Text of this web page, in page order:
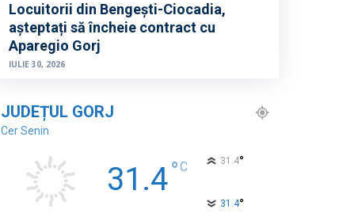
Locuitorii din Bengești-Ciocadia,
așteptați să încheie contract cu
Aparegio Gorj
IULIE 30, 2026
JUDEȚUL GORJ
Cer Senin
31.4°C 31.4°
31.4°